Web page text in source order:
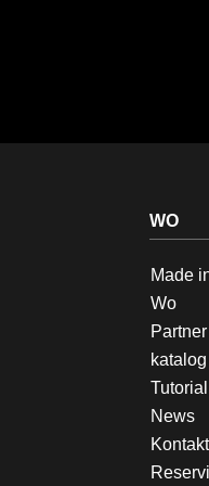
WO
Made
Wo
Partner
katalog
Tutorial
News